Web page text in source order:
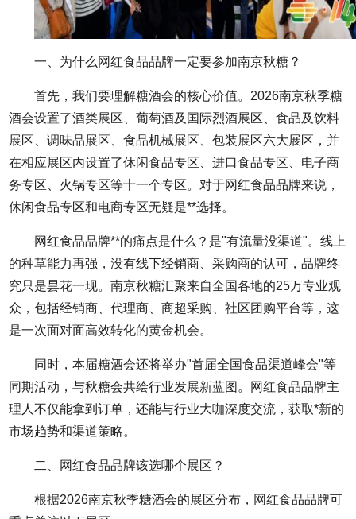
一、为什么网红食品品牌一定要参加南京秋糖？
首先，我们要理解糖酒会的核心价值。2026南京秋季糖
酒会设置了酒类展区、葡萄酒及国际烈酒展区、食品及饮料
展区、调味品展区、食品机械展区、包装展区六大展区，并
在相应展区内设置了休闲食品专区、进口食品专区、电子商
务专区、火锅专区等十一个专区。对于网红食品品牌来说，
休闲食品专区和电商专区无疑是**选择。
网红食品品牌**的痛点是什么？是"有流量没渠道"。线上
的种草能力再强，没有线下经销商、采购商的认可，品牌终
究只是昙花一现。南京秋糖汇聚来自全国各地的25万专业观
众，包括经销商、代理商、商超采购、社区团购平台等，这
是一次面对面高效转化的黄金机会。
同时，本届糖酒会还将举办"首届全国食品渠道峰会"等
同期活动，与秋糖会共绘行业发展新蓝图。网红食品品牌主
理人不仅能拿到订单，还能与行业大咖深度交流，获取*新的
市场趋势和渠道策略。
二、网红食品品牌该选哪个展区？
根据2026南京秋季糖酒会的展区分布，网红食品品牌可